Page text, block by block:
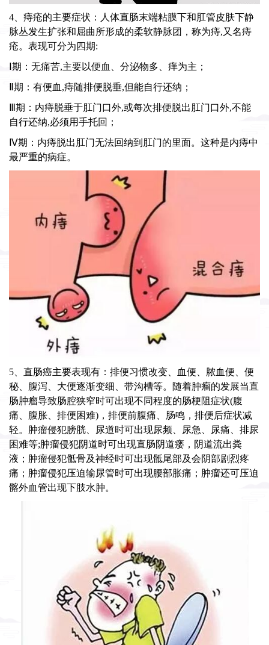
4、痔疮的主要症状：人体直肠末端粘膜下和肛管皮肤下静
脉丛发生扩张和屈曲所形成的柔软静脉团，称为痔,又名痔
疮。表现可分为四期:
Ⅰ期：无痛苦,主要以便血、分泌物多、痒为主；
Ⅱ期：有便血,痔随排便脱垂,但能自行还纳；
Ⅲ期：内痔脱垂于肛门口外,或每次排便脱出肛门口外,不能
自行还纳,必须用手托回；
Ⅳ期：内痔脱出肛门无法回纳到肛门的里面。这种是内痔中
最严重的病症。
5、直肠癌主要表现有：排便习惯改变、血便、脓血便、便
秘、腹泻、大便逐渐变细、带沟槽等。随着肿瘤的发展当直
肠肿瘤导致肠腔狭窄时可出现不同程度的肠梗阻症状(腹
痛、腹胀、排便困难)，排便前腹痛、肠鸣，排便后症状减
轻。肿瘤侵犯膀胱、尿道时可出现尿频、尿急、尿痛、排尿
困难等;肿瘤侵犯阴道时可出现直肠阴道瘘，阴道流出粪
液；肿瘤侵犯骶骨及神经时可出现骶尾部及会阴部剧烈疼
痛；肿瘤侵犯压迫输尿管时可出现腰部胀痛；肿瘤还可压迫
髂外血管出现下肢水肿。